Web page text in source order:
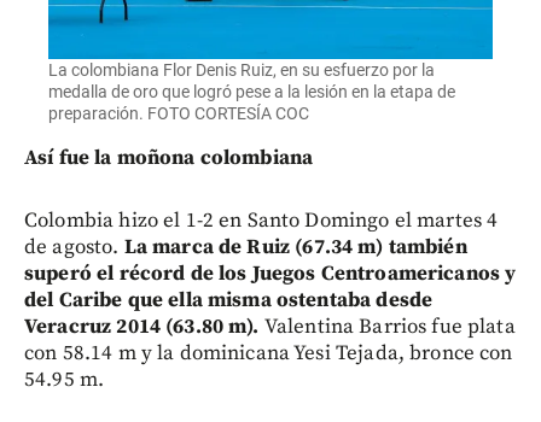
La colombiana Flor Denis Ruiz, en su esfuerzo por la
medalla de oro que logró pese a la lesión en la etapa de
preparación. FOTO CORTESÍA COC
Así fue la moñona colombiana
Colombia hizo el 1-2 en Santo Domingo el martes 4
de agosto. La marca de Ruiz (67.34 m) también
superó el récord de los Juegos Centroamericanos y
del Caribe que ella misma ostentaba desde
Veracruz 2014 (63.80 m). Valentina Barrios fue plata
con 58.14 m y la dominicana Yesi Tejada, bronce con
54.95 m.